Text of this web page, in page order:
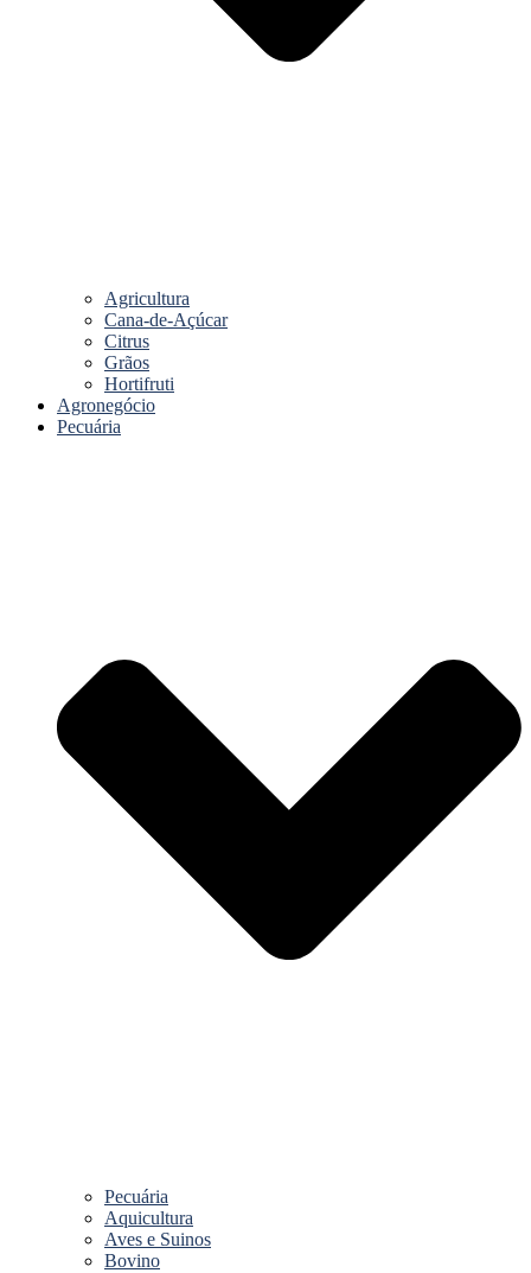
Agricultura
Cana-de-Açúcar
Citrus
Grãos
Hortifruti
Agronegócio
Pecuária
Pecuária
Aquicultura
Aves e Suinos
Bovino